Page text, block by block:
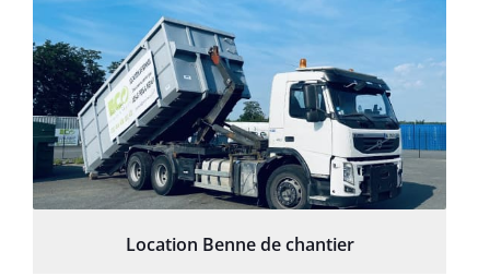
Location Benne de chantier